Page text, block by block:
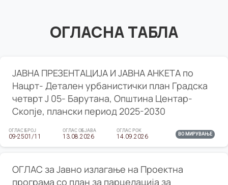
ОГЛАСНА ТАБЛА
ЈАВНА ПРЕЗЕНТАЦИЈА И ЈАВНА АНКЕТА по
Нацрт- Детален урбанистички план Градска
четврт Ј 05- Барутана, Општина Центар-
Скопје, плански период 2025-2030
ОГЛАС БРОЈ
09-2501/11
ОГЛАС ОБЈАВА
13.08.2026
ОГЛАС РОК
14.09.2026 ВО МИРУВАЊЕ
ОГЛАС за Јавно излагање на Проектна
програма со план за парцелација за